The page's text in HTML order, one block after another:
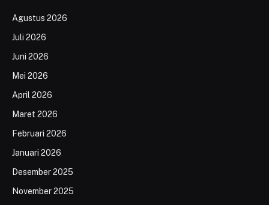
Agustus 2026
Juli 2026
Juni 2026
Mei 2026
April 2026
Maret 2026
Februari 2026
Januari 2026
Desember 2025
November 2025